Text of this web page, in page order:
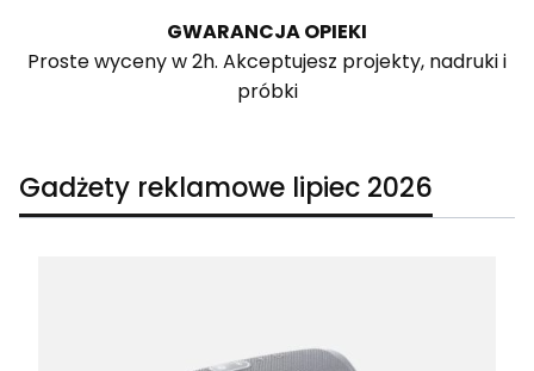
GWARANCJA OPIEKI
Proste wyceny w 2h. Akceptujesz projekty, nadruki i
próbki
Gadżety reklamowe lipiec 2026